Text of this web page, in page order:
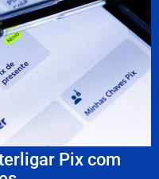
Pix com